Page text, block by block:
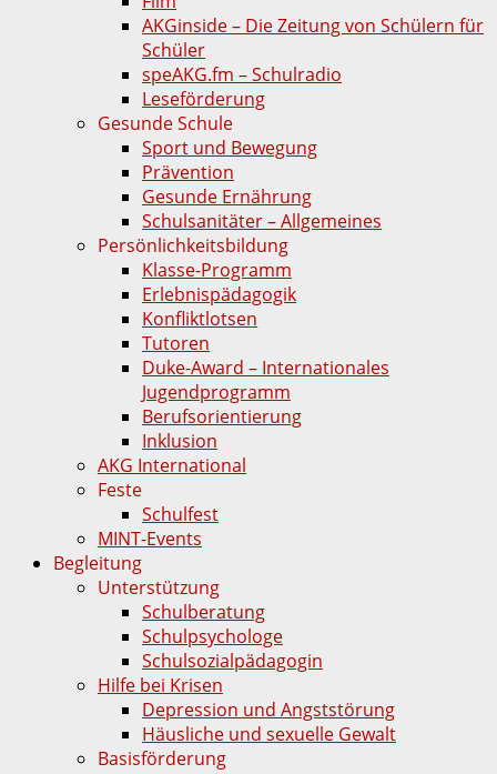
AKGinside – Die Zeitung von Schülern für
Schüler
speAKG.fm – Schulradio
Leseförderung
Gesunde Schule
Sport und Bewegung
Prävention
Gesunde Ernährung
Schulsanitäter – Allgemeines
Persönlichkeitsbildung
Klasse-Programm
Erlebnispädagogik
Konfliktlotsen
Tutoren
Duke-Award – Internationales
Jugendprogramm
Berufsorientierung
Inklusion
AKG International
Feste
Schulfest
MINT-Events
Begleitung
Unterstützung
Schulberatung
Schulpsychologe
Schulsozialpädagogin
Hilfe bei Krisen
Depression und Angststörung
Häusliche und sexuelle Gewalt
Basisförderung